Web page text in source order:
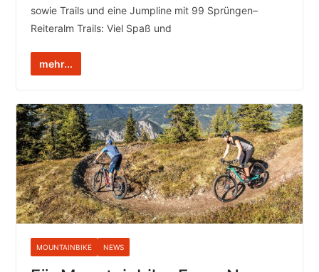
sowie Trails und eine Jumpline mit 99 Sprüngen–
Reiteralm Trails: Viel Spaß und
mehr...
MOUNTAINBIKE NEWS